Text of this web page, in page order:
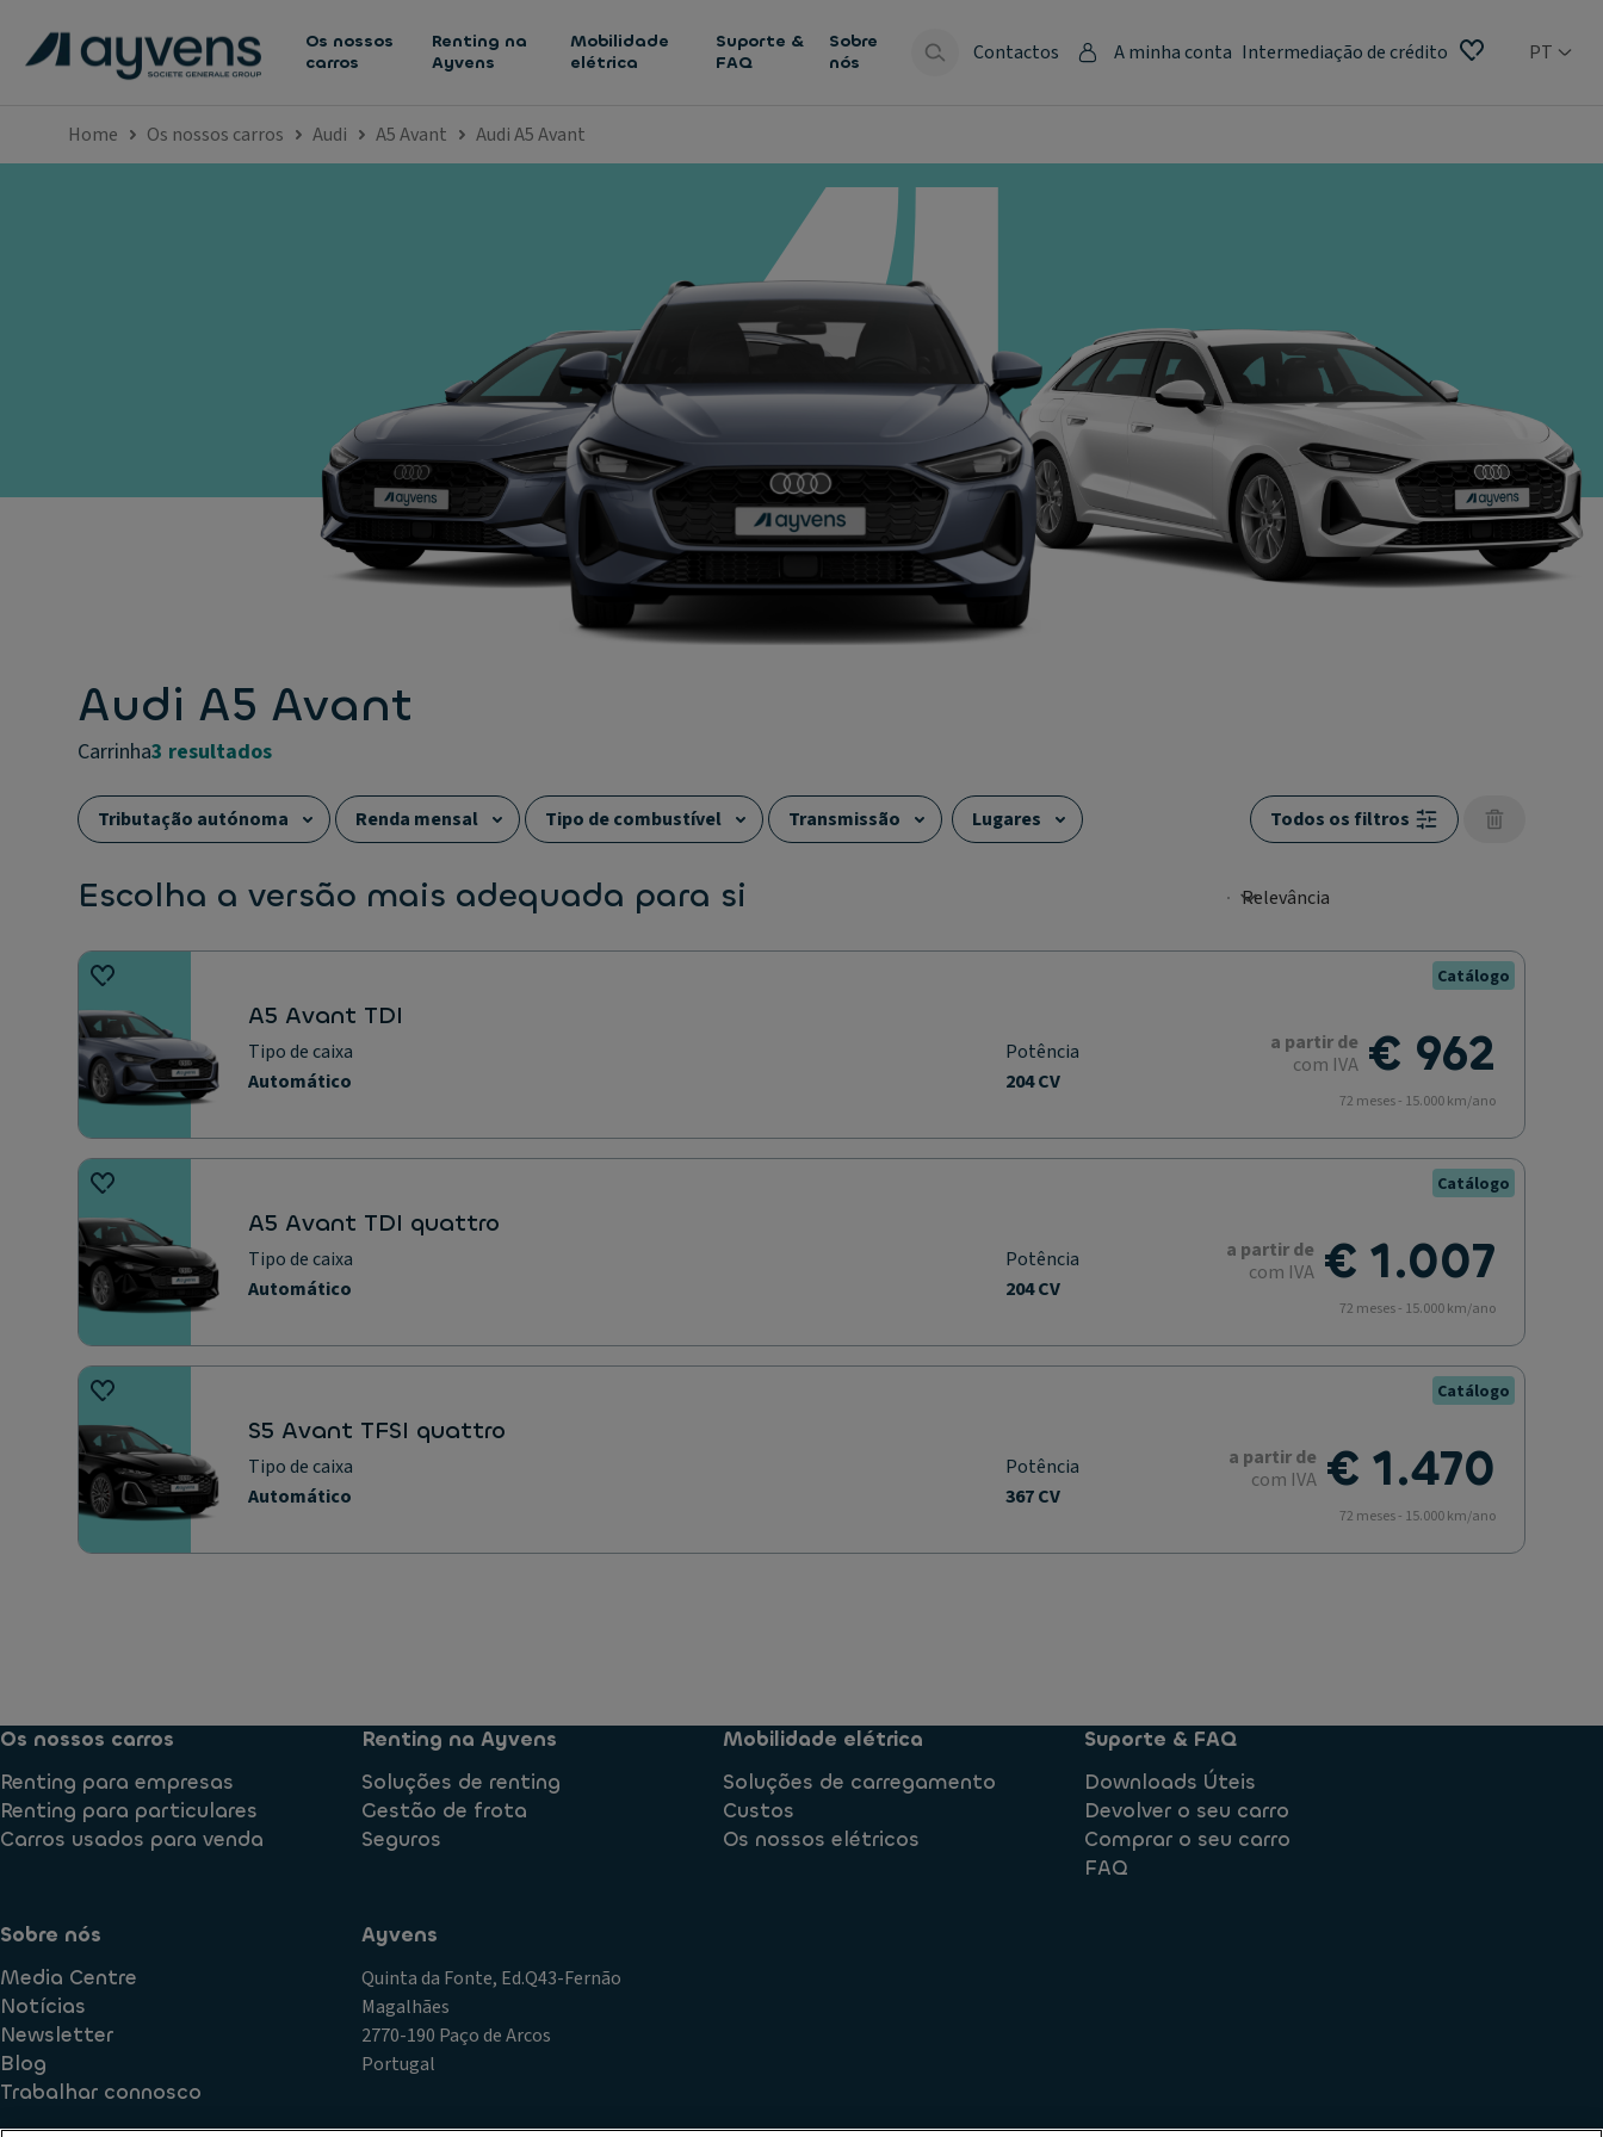
Os nossos
carros
Renting na
Ayvens
Mobilidade
elétrica
Suporte &
FAQ
Sobre
nós
Contactos A minha conta Intermediação de crédito PT
Home Os nossos carros Audi A5 Avant Audi A5 Avant
Audi A5 Avant
carrinha3 resultados
Tributação autónoma Renda mensal Tipo de combustível Transmissão
Lugares
Todos os filtros
Escolha a versão mais adequada para si
Catálogo
A5 Avant TDI
Tipo de caixa
Automático
Potência
204 CV
€ 962
a partir de
com IVA
72 meses - 15.000 km/ano
Catálogo
A5 Avant TDI quattro
Tipo de caixa
Automático
Potência
204 CV
€ 1.007
a partir de
com IVA
72 meses - 15.000 km/ano
Catálogo
S5 Avant TFSI quattro
Tipo de caixa
Automático
Potência
367 CV
€ 1.470
a partir de
com IVA
72 meses - 15.000 km/ano
Os nossos carros
Renting para empresas
Renting para particulares
Carros usados para venda
Renting na Ayvens
Soluções de renting
Gestão de frota
Seguros
Mobilidade elétrica
Soluções de carregamento
Custos
Os nossos elétricos
Suporte & FAQ
Downloads Úteis
Devolver o seu carro
Comprar o seu carro
FAQ
Sobre nós
Media Centre
Notícias
Newsletter
Blog
Trabalhar connosco
Ayvens
Quinta da Fonte, Ed.Q43-Fernão
Magalhães
2770-190 Paço de Arcos
Portugal